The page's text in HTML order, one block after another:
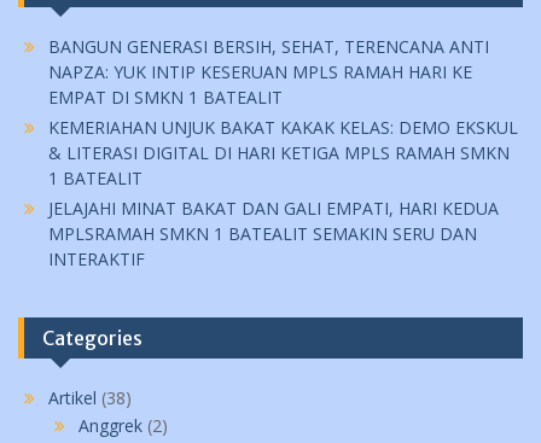
BANGUN GENERASI BERSIH, SEHAT, TERENCANA ANTI
NAPZA: YUK INTIP KESERUAN MPLS RAMAH HARI KE
EMPAT DI SMKN 1 BATEALIT
KEMERIAHAN UNJUK BAKAT KAKAK KELAS: DEMO EKSKUL
& LITERASI DIGITAL DI HARI KETIGA MPLS RAMAH SMKN
1 BATEALIT
JELAJAHI MINAT BAKAT DAN GALI EMPATI, HARI KEDUA
MPLSRAMAH SMKN 1 BATEALIT SEMAKIN SERU DAN
INTERAKTIF
Categories
Artikel (38)
Anggrek (2)